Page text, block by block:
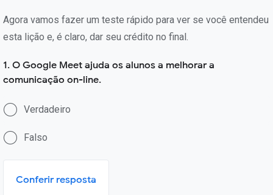
Agora vamos fazer um teste rápido para ver se você entendeu
esta lição e, é claro, dar seu crédito no final.
1. O Google Meet ajuda os alunos a melhorar a
comunicação on-line.
Verdadeiro
Falso
Conferir resposta